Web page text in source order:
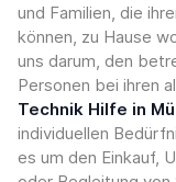
und Familien, die
können, zu Hause
uns darum, den
Personen bei ihren
Technik Hilfe in
individuellen
es um den Einkauf,